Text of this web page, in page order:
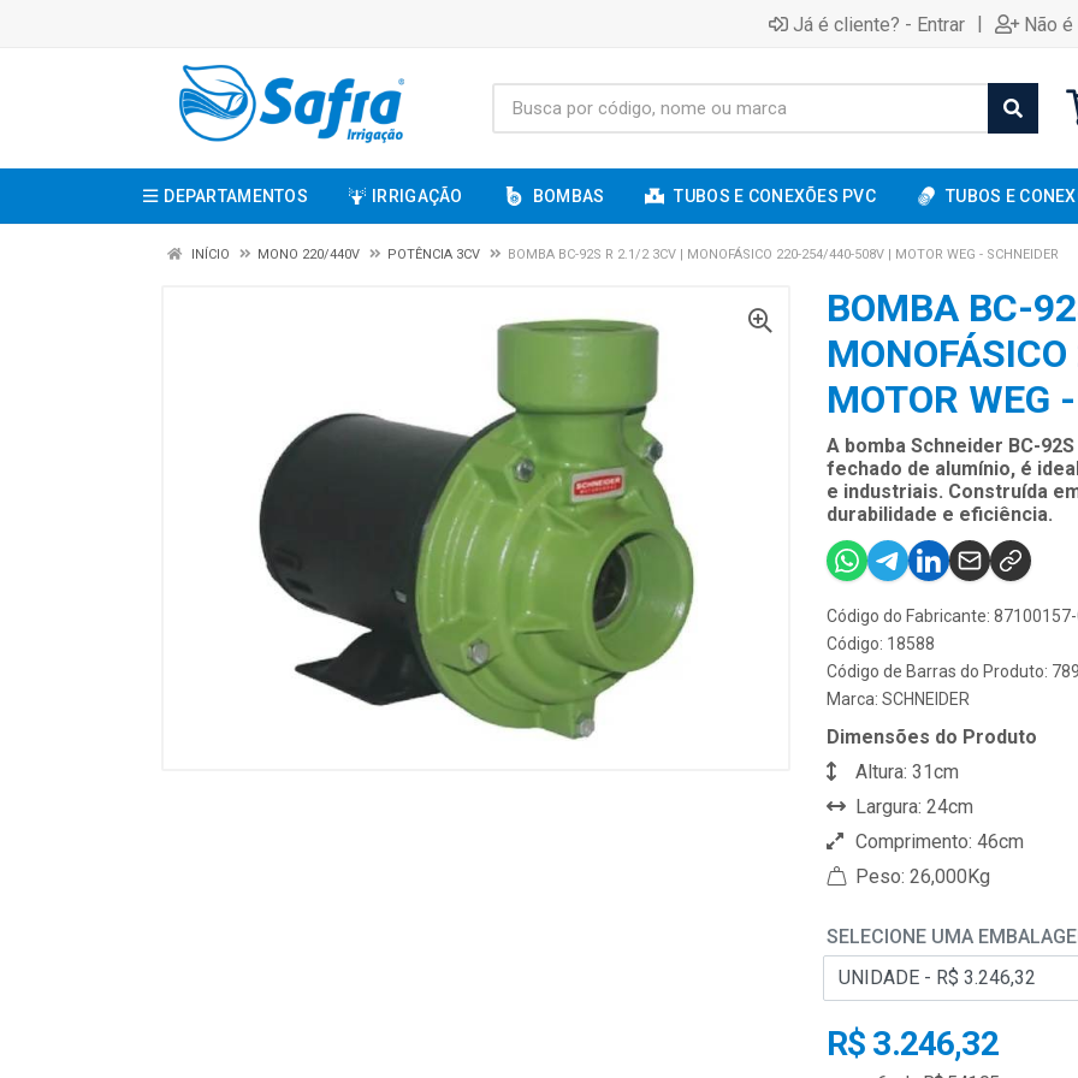
Já é cliente? - Entrar | Não
DEPARTAMENTOS IRRIGAÇÃO BOMBAS TUBOS E CONEXÕES PVC TUBOS E
INÍCIO MONO 220/440V POTÊNCIA 3CV BOMBA BC-92S R 2.1/2 3CV | MONOFÁSICO 220-254/440-508V | MOTOR WEG - SCHNEIDER
BOMBA BC-
MOTOR WEG
A bomba Schneider BC-
fechado de alumínio, é
e industriais. Construída
durabilidade e eficiência.
Código do Fabricante:
Código: 18588
Código de Barras do Produto:
Marca: SCHNEIDER
Dimensões do Produto
Altura: 31cm
Largura: 24cm
Comprimento: 46cm
Peso: 26,000Kg
SELECIONE UMA
R$ 3.246,32